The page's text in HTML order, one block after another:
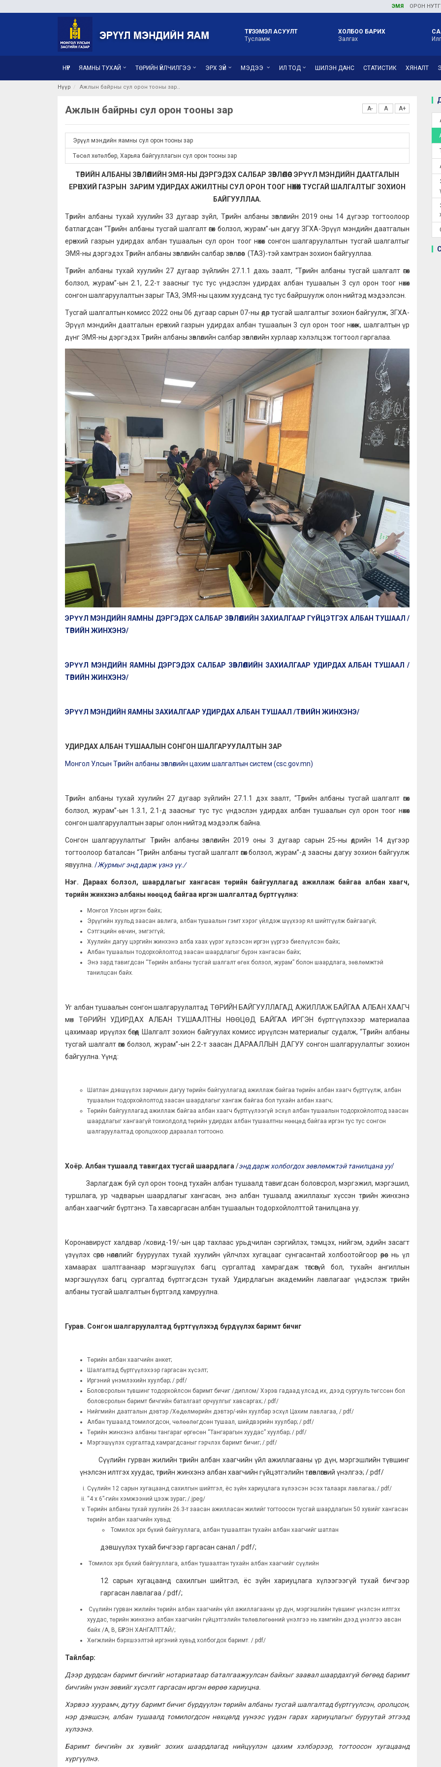
ОРОН НУТГИЙН ЭРҮҮЛ
ТҮГЭЭМЭЛ АСУУЛТ
Тусламж
ХОЛБОО БАРИХ
Залгах
НҮҮР ЯАМНЫ ТУХАЙ ТӨРИЙН ҮЙЛЧИЛГЭЭ ЭРХ ЗҮЙ МЭДЭЭ ИЛ ТОД ШИЛЭН ДАНС СТАТИСТИК ХЯНАЛТ
Нүүр Ажлын байрны сул орон тооны зар
A- A A+
Ажлын байрны сул орон тооны зар
Эрүүл мэндийн яамны сул орон тооны зар
Төсөл хөтөлбөр, Харьяа байгууллагын сул орон тооны зар
ТӨРИЙН АЛБАНЫ ЗӨВЛӨЛИЙН ЭМЯ-НЫ ДЭРГЭДЭХ САЛБАР ЗӨВЛӨЛӨӨС ЭРҮҮЛ МЭНДИЙН ДААТГАЛЫН
ЕРӨНХИЙ ГАЗРЫН ЗАРИМ УДИРДАХ АЖИЛТНЫ СУЛ ОРОН ТООГ НӨХӨХ ТУСГАЙ ШАЛГАЛТЫГ ЗОХИОН
БАЙГУУЛЛАА.
Төрийн албаны тухай хуулийн 33 дугаар зүйл, Төрийн албаны зөвлөлийн 2019 оны 14 дүгээр тогтоолоор
батлагдсан “Төрийн албаны тусгай шалгалт өгөх болзол, журам”-ын дагуу ЗГХА-Эрүүл мэндийн даатгалын
ерөнхий газрын удирдах албан тушаалын сул орон тоог нөхөх сонгон шалгаруулалтын тусгай шалгалтыг
ЭМЯ-ны дэргэдэх Төрийн албаны зөвлөлийн салбар зөвлөлөөс (ТАЗ)-тэй хамтран зохион байгууллаа.
Төрийн албаны тухай хуулийн 27 дугаар зүйлийн 27.1.1 дахь заалт, “Төрийн албаны тусгай шалгалт өгөх
болзол, журам”-ын 2.1, 2.2-т заасныг тус тус үндэслэн удирдах албан тушаалын 3 сул орон тоог нөхөх
сонгон шалгаруулалтын зарыг ТАЗ, ЭМЯ-ны цахим хуудсанд тус тус байршуулж олон нийтэд мэдээлсэн.
Тусгай шалгалтын комисс 2022 оны 06 дугаар сарын 07-ны өдөр тусгай шалгалтыг зохион байгуулж, ЗГХА-
Эрүүл мэндийн даатгалын ерөнхий газрын удирдах албан тушаалын 3 сул орон тоог нөхөж, шалгалтын үр
дүнг ЭМЯ-ны дэргэдэх Төрийн албаны зөвлөлийн салбар зөвлөлийн хурлаар хэлэлцэж тогтоол гаргалаа.
ЭРҮҮЛ МЭНДИЙН ЯАМНЫ ДЭРГЭДЭХ САЛБАР ЗӨВЛӨЛИЙН ЗАХИАЛГААР ГҮЙЦЭТГЭХ АЛБАН ТУШААЛ /
ТӨРИЙН ЖИНХЭНЭ/
ЭРҮҮЛ МЭНДИЙН ЯАМНЫ ДЭРГЭДЭХ САЛБАР ЗӨВЛӨЛИЙН ЗАХИАЛГААР УДИРДАХ АЛБАН ТУШААЛ /
ТӨРИЙН ЖИНХЭНЭ/
ЭРҮҮЛ МЭНДИЙН ЯАМНЫ ЗАХИАЛГААР УДИРДАХ АЛБАН ТУШААЛ /ТӨРИЙН ЖИНХЭНЭ/
УДИРДАХ АЛБАН ТУШААЛЫН СОНГОН ШАЛГАРУУЛАЛТЫН ЗАР
Монгол Улсын Төрийн албаны зөвлөлийн цахим шалгалтын систем (csc.gov.mn)
Төрийн албаны тухай хуулийн 27 дугаар зүйлийн 27.1.1 дэх заалт, “Төрийн албаны тусгай шалгалт өгөх
болзол, журам”-ын 1.3.1, 2.1-д заасныг тус тус үндэслэн удирдах албан тушаалын сул орон тоог нөхөх
сонгон шалгаруулалтын зарыг олон нийтэд мэдээлж байна.
Сонгон шалгаруулалтыг Төрийн албаны зөвлөлийн 2019 оны 3 дугаар сарын 25-ны өдрийн 14 дүгээр
тогтоолоор баталсан “Төрийн албаны тусгай шалгалт өгөх болзол, журам”-д заасны дагуу зохион байгуулж
явуулна. /Журмыг энд дарж үзнэ үү./
Нэг. Дараах болзол, шаардлагыг хангасан төрийн байгууллагад ажиллаж байгаа албан хаагч,
төрийн жинхэнэ албаны нөөцөд байгаа иргэн шалгалтад бүртгүүлнэ:
Монгол Улсын иргэн байх;
Эрүүгийн хуульд заасан авлига, албан тушаалын гэмт хэрэг үйлдэж шүүхээр ял шийтгүүлж байгаагүй;
Сэтгэцийн өвчин, эмгэггүй;
Хуулийн дагуу цэргийн жинхэнэ алба хаах үүрэг хүлээсэн иргэн үүргээ биелүүлсэн байх;
Албан тушаалын тодорхойлолтод заасан шаардлагыг бүрэн хангасан байх;
Энэ зард тавигдсан “Төрийн албаны тусгай шалгалт өгөх болзол, журам” болон шаардлага, зөвлөмжтэй
танилцсан байх.
Уг албан тушаалын сонгон шалгаруулалтад ТӨРИЙН БАЙГУУЛЛАГАД АЖИЛЛАЖ БАЙГАА АЛБАН ХААГЧ
мөн ТӨРИЙН УДИРДАХ АЛБАН ТУШААЛТНЫ НӨӨЦӨД БАЙГАА ИРГЭН бүртгүүлэхээр материалаа
цахимаар ирүүлэх бөгөөд Шалгалт зохион байгуулах комисс ирүүлсэн материалыг судалж, “Төрийн албаны
тусгай шалгалт өгөх болзол, журам”-ын 2.2-т заасан ДАРААЛЛЫН ДАГУУ сонгон шалгаруулалтыг зохион
байгуулна. Үүнд:
Шатлан дэвшүүлэх зарчмын дагуу төрийн байгууллагад ажиллаж байгаа төрийн албан хаагч бүртгүүлж, албан
тушаалын тодорхойлолтод заасан шаардлагыг хангаж байгаа бол тухайн албан хаагч;
Төрийн байгууллагад ажиллаж байгаа албан хаагч бүртгүүлээгүй эсхүл албан тушаалын тодорхойлолтод заасан
шаардлагыг хангаагүй тохиолдолд төрийн удирдах албан тушаалтны нөөцөд байгаа иргэн тус тус сонгон
шалгаруулалтад оролцохоор дараалал тогтооно.
Хоёр. Албан тушаалд тавигдах тусгай шаардлага /энд дарж холбогдох зөвлөмжтэй танилцана уу/
Зарлагдаж буй сул орон тоонд тухайн албан тушаалд тавигдсан боловсрол, мэргэжил, мэргэшил,
туршлага, ур чадварын шаардлагыг хангасан, энэ албан тушаалд ажиллахыг хүссэн төрийн жинхэнэ
албан хаагчийг бүртгэнэ. Та хавсаргасан албан тушаалын тодорхойлолттой танилцана уу.
Коронавируст халдвар /ковид-19/-ын цар тахлаас урьдчилан сэргийлэх, тэмцэх, нийгэм, эдийн засагт
үзүүлэх сөрөг нөлөөллийг бууруулах тухай хуулийн үйлчлэх хугацааг сунгасантай холбоотойгоор өөрөөс нь үл
хамаарах шалтгаанаар мэргэшүүлэх багц сургалтад хамрагдаж төгсөөгүй бол, тухайн ангиллын
мэргэшүүлэх багц сургалтад бүртгэгдсэн тухай Удирдлагын академийн лавлагааг үндэслэж төрийн
албаны тусгай шалгалтын бүртгэлд хамруулна.
Гурав. Сонгон шалгаруулалтад бүртгүүлэхэд бүрдүүлэх баримт бичиг
Төрийн албан хаагчийн анкет;
Шалгалтад бүртгүүлэхээр гаргасан хүсэлт;
Иргэний үнэмлэхийн хуулбар; /.pdf/
Боловсролын түвшинг тодорхойлсон баримт бичиг /диплом/ Хэрэв гадаад улсад их, дээд сургууль төгссөн бол
боловсролын баримт бичгийн баталгаат орчуулгыг хавсаргах; /.pdf/
Нийгмийн даатгалын дэвтэр /Хөдөлмөрийн дэвтэр/-ийн хуулбар эсхүл Цахим лавлагаа, /.pdf/
Албан тушаалд томилогдсон, чөлөөлөгдсөн тушаал, шийдвэрийн хуулбар; /.pdf/
Төрийн жинхэнэ албаны тангараг өргөсөн “Тангарагын хуудас” хуулбар; /.pdf/
Мэргэшүүлэх сургалтад хамрагдсаныг гэрчлэх баримт бичиг; /.pdf/
Сүүлийн гурван жилийн төрийн албан хаагчийн үйл ажиллагааны үр дүн, мэргэшлийн түвшинг
үнэлсэн илтгэх хуудас, төрийн жинхэнэ албан хаагчийн гүйцэтгэлийн төлөвлөгөөний үнэлгээ; /.pdf/
Сүүлийн 12 сарын хугацаанд сахилгын шийтгэл, ёс зүйн хариуцлага хүлээсэн эсэх талаарх лавлагаа; /.pdf/
“4 х 6”-гийн хэмжээний цээж зураг; /.jpeg/
Төрийн албаны тухай хуулийн 26.3-т заасан ажилласан жилийг тогтоосон тусгай шаардлагын 50 хувийг хангасан
төрийн албан хаагчийн хувьд:
Томилох эрх бүхий байгууллага, албан тушаалтан тухайн албан хаагчийг шатлан
дэвшүүлэх тухай бичгээр гаргасан санал /.pdf/;
Томилох эрх бүхий байгууллага, албан тушаалтан тухайн албан хаагчийг сүүлийн
12 сарын хугацаанд сахилгын шийтгэл, ёс зүйн хариуцлага хүлээгээгүй тухай бичгээр
гаргасан лавлагаа /.pdf/;
Сүүлийн гурван жилийн төрийн албан хаагчийн үйл ажиллагааны үр дүн, мэргэшлийн түвшинг үнэлсэн илтгэх
хуудас, төрийн жинхэнэ албан хаагчийн гүйцэтгэлийн төлөвлөгөөний үнэлгээ нь хамгийн дээд үнэлгээ авсан
байх /A, B, БҮРЭН ХАНГАЛТТАЙ/;
Хөгжлийн бэрхшээлтэй иргэний хувьд холбогдох баримт. /.pdf/
Тайлбар:
Дээр дурдсан баримт бичгийг нотариатаар баталгаажуулсан байхыг заавал шаардахгүй бөгөөд баримт
бичгийн үнэн зөвийг хүсэлт гаргасан иргэн өөрөө хариуцна.
Хэрвээ хуурамч, дутуу баримт бичиг бүрдүүлэн төрийн албаны тусгай шалгалтад бүртгүүлсэн, оролцсон,
нэр дэвшсэн, албан тушаалд томилогдсон нөхцөлд үүнээс үүдэн гарах хариуцлагыг буруутай этгээд
хүлээнэ.
Баримт бичгийн эх хувийг зохих шаардлагад нийцүүлэн цахим хэлбэрээр, тогтоосон хугацаанд
хүргүүлнэ.